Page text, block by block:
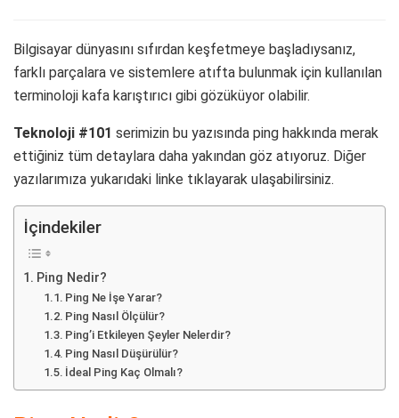
Bilgisayar dünyasını sıfırdan keşfetmeye başladıysanız,
farklı parçalara ve sistemlere atıfta bulunmak için kullanılan
terminoloji kafa karıştırıcı gibi gözüküyor olabilir.
Teknoloji #101 serimizin bu yazısında ping hakkında merak
ettiğiniz tüm detaylara daha yakından göz atıyoruz. Diğer
yazılarımıza yukarıdaki linke tıklayarak ulaşabilirsiniz.
İçindekiler
Ping Nedir?
Ping Ne İşe Yarar?
Ping Nasıl Ölçülür?
Ping’i Etkileyen Şeyler Nelerdir?
Ping Nasıl Düşürülür?
İdeal Ping Kaç Olmalı?